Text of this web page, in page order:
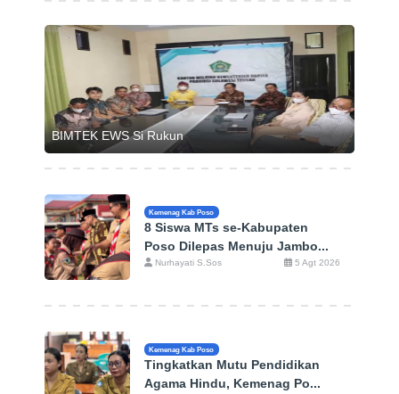
BIMTEK EWS Si Rukun
Kemenag Kab Poso
8 Siswa MTs se-Kabupaten
Poso Dilepas Menuju Jambo...
Nurhayati S.Sos 5 Agt 2026
Kemenag Kab Poso
Tingkatkan Mutu Pendidikan
Agama Hindu, Kemenag Po...